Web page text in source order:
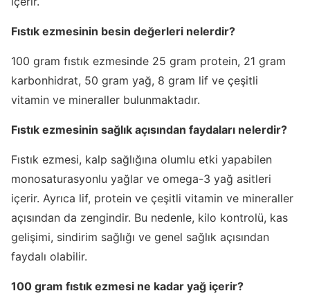
Fıstık ezmesinin besin değerleri nelerdir?
100 gram fıstık ezmesinde 25 gram protein, 21 gram
karbonhidrat, 50 gram yağ, 8 gram lif ve çeşitli
vitamin ve mineraller bulunmaktadır.
Fıstık ezmesinin sağlık açısından faydaları nelerdir?
Fıstık ezmesi, kalp sağlığına olumlu etki yapabilen
monosaturasyonlu yağlar ve omega-3 yağ asitleri
içerir. Ayrıca lif, protein ve çeşitli vitamin ve mineraller
açısından da zengindir. Bu nedenle, kilo kontrolü, kas
gelişimi, sindirim sağlığı ve genel sağlık açısından
faydalı olabilir.
100 gram fıstık ezmesi ne kadar yağ içerir?